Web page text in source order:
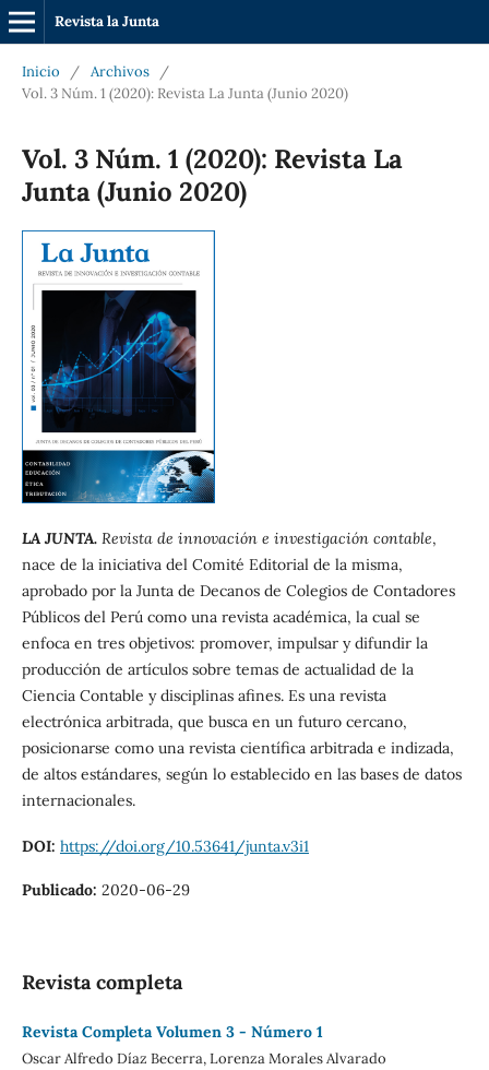
Revista la Junta
Inicio / Archivos
/
Vol. 3 Núm. 1 (2020): Revista La Junta (Junio 2020)
Vol. 3 Núm. 1 (2020): Revista La
Junta (Junio 2020)
LA JUNTA.Revista de innovación e investigación contable,
nace de la iniciativa del Comité Editorial de la misma,
aprobado por la Junta de Decanos de Colegios de Contadores
Públicos del Perú como una revista académica, la cual se
enfoca en tres objetivos: promover, impulsar y difundir la
producción de artículos sobre temas de actualidad de la
Ciencia Contable y disciplinas afines. Es una revista
electrónica arbitrada, que busca en un futuro cercano,
posicionarse como una revista científica arbitrada e indizada,
de altos estándares, según lo establecido en las bases de datos
internacionales.
DOI: https://doi.org/10.53641/junta.v3i1
Publicado: 2020-06-29
Revista completa
Revista Completa Volumen 3 - Número 1
Oscar Alfredo Díaz Becerra, Lorenza Morales Alvarado